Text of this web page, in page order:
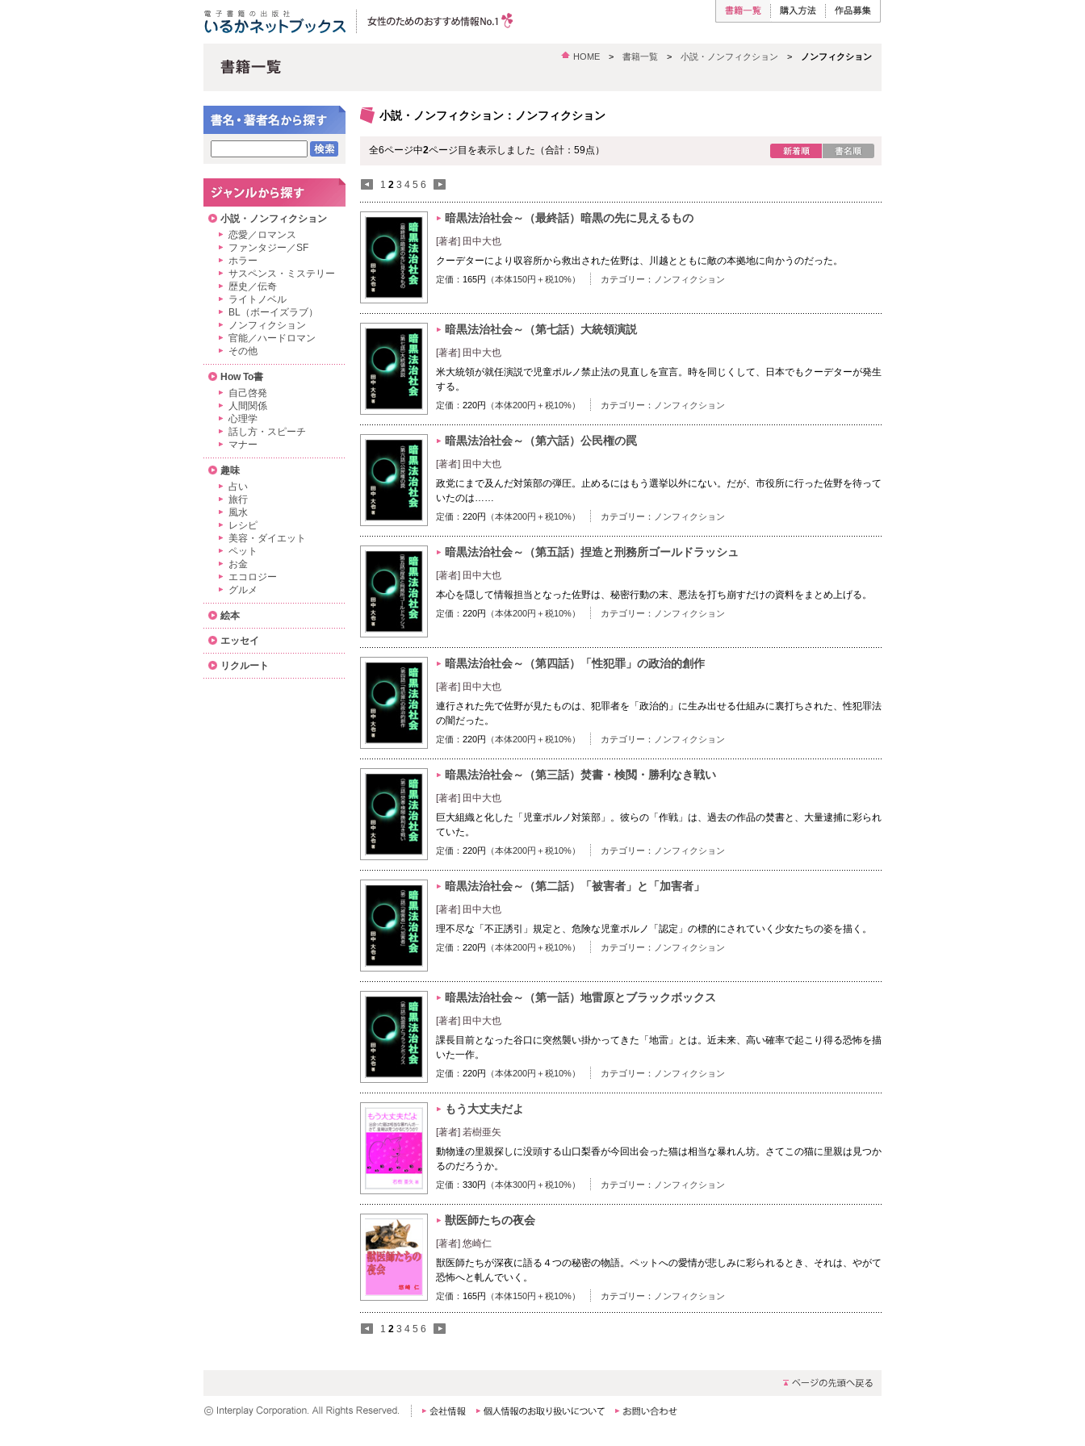
HOME > 書籍一覧 > 小説・ノンフィクション > ノンフィクション
小説・ノンフィクション：ノンフィクション
全6ページ中2ページ目を表示しました（合計：59点）
1 2 3 4 5 6
暗黒法治社会～（最終話）暗黒の先に見えるもの
[著者] 田中大也
クーデターにより収容所から救出された佐野は、川越とともに敵の本拠地に向かうのだった。
定価： 165円 （本体150円＋税10%） カテゴリー： ノンフィクション
暗黒法治社会～（第七話）大統領演説
[著者] 田中大也
米大統領が就任演説で児童ポルノ禁止法の見直しを宣言。時を同じくして、日本でもクーデターが発生
する。
定価： 220円 （本体200円＋税10%） カテゴリー： ノンフィクション
暗黒法治社会～（第六話）公民権の罠
[著者] 田中大也
政党にまで及んだ対策部の弾圧。止めるにはもう選挙以外にない。だが、市役所に行った佐野を待って
いたのは……
定価： 220円 （本体200円＋税10%） カテゴリー： ノンフィクション
暗黒法治社会～（第五話）捏造と刑務所ゴールドラッシュ
[著者] 田中大也
本心を隠して情報担当となった佐野は、秘密行動の末、悪法を打ち崩すだけの資料をまとめ上げる。
定価： 220円 （本体200円＋税10%） カテゴリー： ノンフィクション
暗黒法治社会～（第四話）「性犯罪」の政治的創作
[著者] 田中大也
連行された先で佐野が見たものは、犯罪者を「政治的」に生み出せる仕組みに裏打ちされた、性犯罪法
の闇だった。
定価： 220円 （本体200円＋税10%） カテゴリー： ノンフィクション
暗黒法治社会～（第三話）焚書・検閲・勝利なき戦い
[著者] 田中大也
巨大組織と化した「児童ポルノ対策部」。彼らの「作戦」は、過去の作品の焚書と、大量逮捕に彩られ
ていた。
定価： 220円 （本体200円＋税10%） カテゴリー： ノンフィクション
暗黒法治社会～（第二話）「被害者」と「加害者」
[著者] 田中大也
理不尽な「不正誘引」規定と、危険な児童ポルノ「認定」の標的にされていく少女たちの姿を描く。
定価： 220円 （本体200円＋税10%） カテゴリー： ノンフィクション
暗黒法治社会～（第一話）地雷原とブラックボックス
[著者] 田中大也
課長目前となった谷口に突然襲い掛かってきた「地雷」とは。近未来、高い確率で起こり得る恐怖を描
いた一作。
定価： 220円 （本体200円＋税10%） カテゴリー： ノンフィクション
もう大丈夫だよ
[著者] 若樹亜矢
動物達の里親探しに没頭する山口梨香が今回出会った猫は相当な暴れん坊。さてこの猫に里親は見つか
るのだろうか。
定価： 330円 （本体300円＋税10%） カテゴリー： ノンフィクション
獣医師たちの夜会
[著者] 悠崎仁
獣医師たちが深夜に語る４つの秘密の物語。ペットへの愛情が悲しみに彩られるとき、それは、やがて
恐怖へと軋んでいく。
定価： 165円 （本体150円＋税10%） カテゴリー： ノンフィクション
1 2 3 4 5 6
小説・ノンフィクション
恋愛／ロマンス
ファンタジー／SF
ホラー
サスペンス・ミステリー
歴史／伝奇
ライトノベル
BL（ボーイズラブ）
ノンフィクション
官能／ハードロマン
その他
How To書
自己啓発
人間関係
心理学
話し方・スピーチ
マナー
趣味
占い
旅行
風水
レシピ
美容・ダイエット
ペット
お金
エコロジー
グルメ
絵本
エッセイ
リクルート